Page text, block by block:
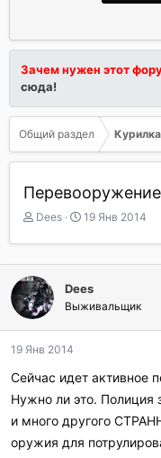
Зачем нужен этот
сюда!
Общий раздел Курилка
А
т
о
р
т
е
м
ы
Dees
Д
т
а
а
ч
а
19 Янв 2014
Dees
Выживальщик
19 Янв 2014
Сейчас идет активное
Нужно ли это. Полиция
и много другого
оружия для